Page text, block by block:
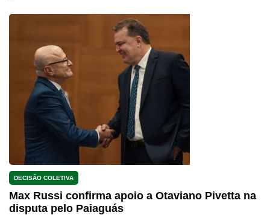
DECISÃO COLETIVA
Max Russi confirma apoio a Otaviano Pivetta na
disputa pelo Paiaguás